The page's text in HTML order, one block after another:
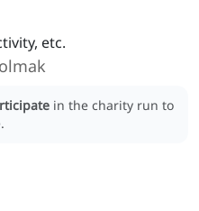
etc.
in the charity run to